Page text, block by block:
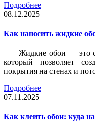
Подробнее
08.12.2025
Как наносить жидкие
Жидкие обои — это
который позволяет
покрытия на стенах и
Подробнее
07.11.2025
Как клеить обои: куда